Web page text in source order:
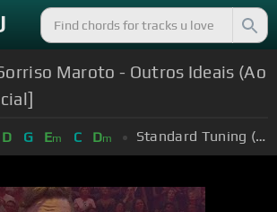
Maroto - Outros Ideais (Ao
D G Em C Dm Standard Tuning (EADGBE)